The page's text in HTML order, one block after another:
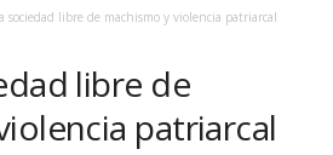
sociedad libre de machismo y violencia patriarcal
libre de
patriarcal